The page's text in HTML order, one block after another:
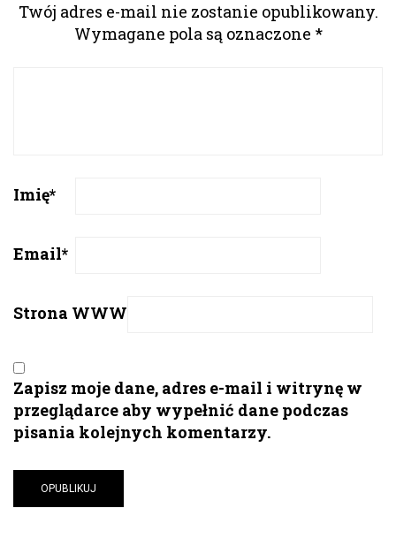
Twój adres e-mail nie zostanie opublikowany.
Wymagane pola są oznaczone *
Imię*
Email*
Strona WWW
Zapisz moje dane, adres e-mail i witrynę w
przeglądarce aby wypełnić dane podczas
pisania kolejnych komentarzy.